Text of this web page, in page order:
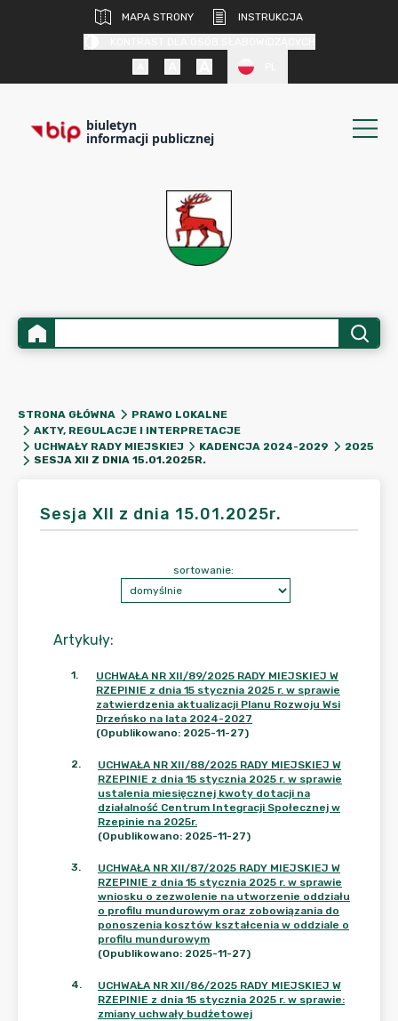
MAPA STRONY
INSTRUKCJA
biuletyn
informacji publicznej
STRONA GŁÓWNA
PRAWO LOKALNE
AKTY, REGULACJE I INTERPRETACJE
UCHWAŁY RADY MIEJSKIEJ
KADENCJA 2024-2029
2025
SESJA XII Z DNIA 15.01.2025R.
Sesja XII z dnia 15.01.2025r.
Artykuły:
sortowanie:
1.
UCHWAŁA NR XII/89/2025 RADY MIEJSKIEJ W
RZEPINIE z dnia 15 stycznia 2025 r. w sprawie
zatwierdzenia aktualizacji Planu Rozwoju Wsi
Drzeńsko na lata 2024-2027
(Opublikowano: 2025-11-27)
2.
UCHWAŁA NR XII/88/2025 RADY MIEJSKIEJ W
RZEPINIE z dnia 15 stycznia 2025 r. w sprawie
ustalenia miesięcznej kwoty dotacji na
działalność Centrum Integracji Społecznej w
Rzepinie na 2025r.
(Opublikowano: 2025-11-27)
3.
UCHWAŁA NR XII/87/2025 RADY MIEJSKIEJ W
RZEPINIE z dnia 15 stycznia 2025 r. w sprawie
wniosku o zezwolenie na utworzenie oddziału
o profilu mundurowym oraz zobowiązania do
ponoszenia kosztów kształcenia w oddziale o
profilu mundurowym
(Opublikowano: 2025-11-27)
4.
UCHWAŁA NR XII/86/2025 RADY MIEJSKIEJ W
RZEPINIE z dnia 15 stycznia 2025 r. w sprawie:
zmiany uchwały budżetowej